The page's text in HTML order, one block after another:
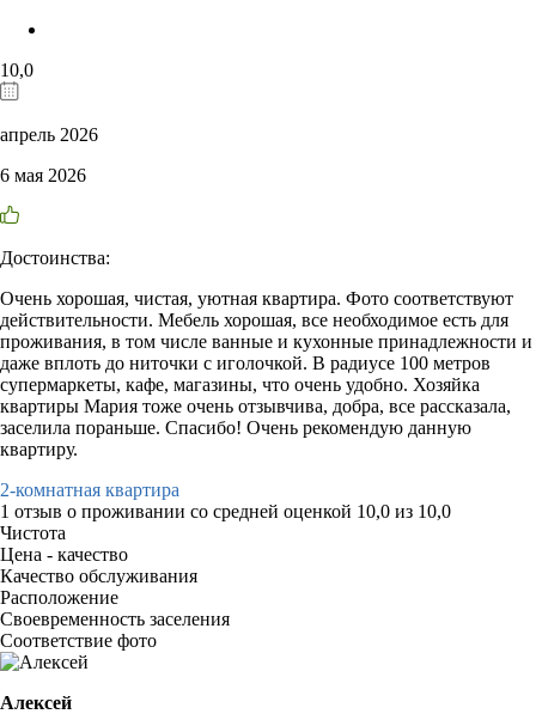
10,0
апрель 2026
6 мая 2026
Достоинства:
Очень хорошая, чистая, уютная квартира. Фото соответствуют
действительности. Мебель хорошая, все необходимое есть для
проживания, в том числе ванные и кухонные принадлежности и
даже вплоть до ниточки с иголочкой. В радиусе 100 метров
супермаркеты, кафе, магазины, что очень удобно. Хозяйка
квартиры Мария тоже очень отзывчива, добра, все рассказала,
заселила пораньше. Спасибо! Очень рекомендую данную
квартиру.
2-комнатная квартира
1 отзыв о проживании со средней оценкой 10,0 из 10,0
Чистота
Цена - качество
Качество обслуживания
Расположение
Своевременность заселения
Соответствие фото
Алексей